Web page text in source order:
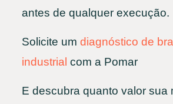
antes de qualquer execução.
Solicite um diagnóstico de
industrial com a Pomar
E descubra quanto valor sua